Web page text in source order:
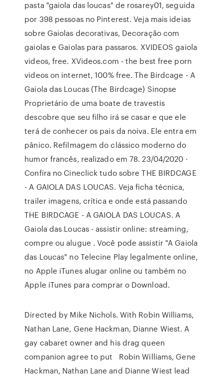
pasta "gaiola das loucas" de rosarey01, seguida
por 398 pessoas no Pinterest. Veja mais ideias
sobre Gaiolas decorativas, Decoração com
gaiolas e Gaiolas para passaros. XVIDEOS gaiola
videos, free. XVideos.com - the best free porn
videos on internet, 100% free. The Birdcage - A
Gaiola das Loucas (The Birdcage) Sinopse
Proprietário de uma boate de travestis
descobre que seu filho irá se casar e que ele
terá de conhecer os pais da noiva. Ele entra em
pânico. Refilmagem do clássico moderno do
humor francês, realizado em 78. 23/04/2020 ·
Confira no Cineclick tudo sobre THE BIRDCAGE
- A GAIOLA DAS LOUCAS. Veja ficha técnica,
trailer imagens, crítica e onde está passando
THE BIRDCAGE - A GAIOLA DAS LOUCAS. A
Gaiola das Loucas - assistir online: streaming,
compre ou alugue . Você pode assistir "A Gaiola
das Loucas" no Telecine Play legalmente online,
no Apple iTunes alugar online ou também no
Apple iTunes para comprar o Download.
Directed by Mike Nichols. With Robin Williams,
Nathan Lane, Gene Hackman, Dianne Wiest. A
gay cabaret owner and his drag queen
companion agree to put Robin Williams, Gene
Hackman, Nathan Lane and Dianne Wiest lead